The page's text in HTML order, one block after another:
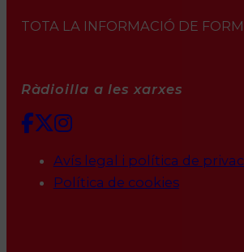
TOTA LA INFORMACIÓ DE
Ràdioilla a les xarxes
Avís legal i política de
Política de cookies